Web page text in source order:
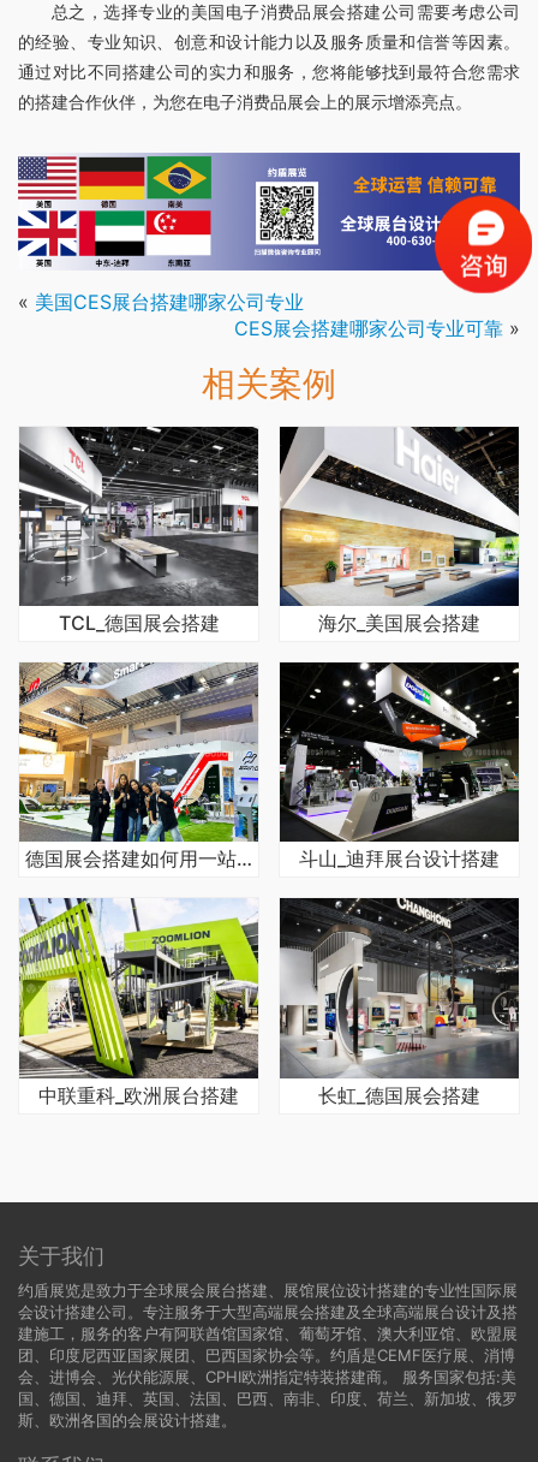
总之，选择专业的美国电子消费品展会搭建公司需要考虑公司
的经验、专业知识、创意和设计能力以及服务质量和信誉等因素。
通过对比不同搭建公司的实力和服务，您将能够找到最符合您需求
的搭建合作伙伴，为您在电子消费品展会上的展示增添亮点。
« 美国CES展台搭建哪家公司专业
CES展会搭建哪家公司专业可靠 »
相关案例
TCL_德国展会搭建 海尔_美国展会搭建
德国展会搭建如何用一站式服务省心交付 斗山_迪拜展台设计搭建
中联重科_欧洲展台搭建 长虹_德国展会搭建
关于我们
约盾展览是致力于全球展会展台搭建、展馆展位设计搭建的专业性国际展
会设计搭建公司。专注服务于大型高端展会搭建及全球高端展台设计及搭
建施工，服务的客户有阿联酋馆国家馆、葡萄牙馆、澳大利亚馆、欧盟展
团、印度尼西亚国家展团、巴西国家协会等。约盾是CEMF医疗展、消博
会、进博会、光伏能源展、CPHI欧洲指定特装搭建商。 服务国家包括:美
国
德国 、迪拜、英国、法国、巴西、南非、印度、荷兰、新加坡、俄罗
斯、欧洲各国的会展设计搭建。